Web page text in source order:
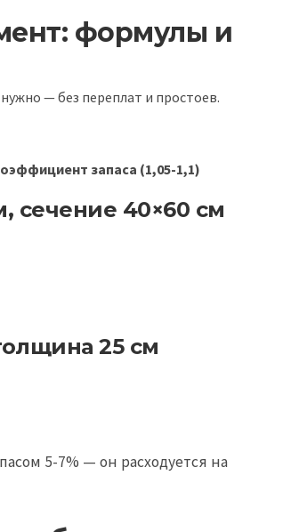
формулы и
— без переплат и простоев.
запаса (1,05-1,1)
сечение 40×60 см
25 см
5-7% — он расходуется на